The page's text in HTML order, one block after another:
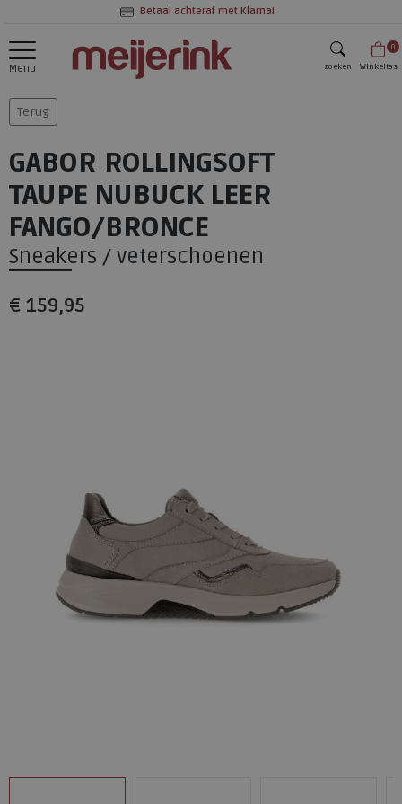
Betaal achteraf met Klarna!
Menu zoeken
0
Winkeltas
Terug
GABOR ROLLINGSOFT
TAUPE NUBUCK LEER
FANGO/BRONCE
Sneakers / veterschoenen
€ 159,95